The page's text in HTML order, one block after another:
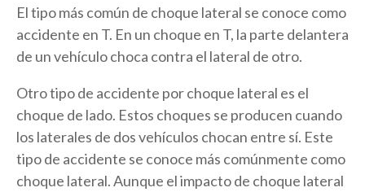
El tipo más común de choque lateral se conoce como
accidente en T. En un choque en T, la parte delantera
de un vehículo choca contra el lateral de otro.
Otro tipo de accidente por choque lateral es el
choque de lado. Estos choques se producen cuando
los laterales de dos vehículos chocan entre sí. Este
tipo de accidente se conoce más comúnmente como
choque lateral. Aunque el impacto de choque lateral